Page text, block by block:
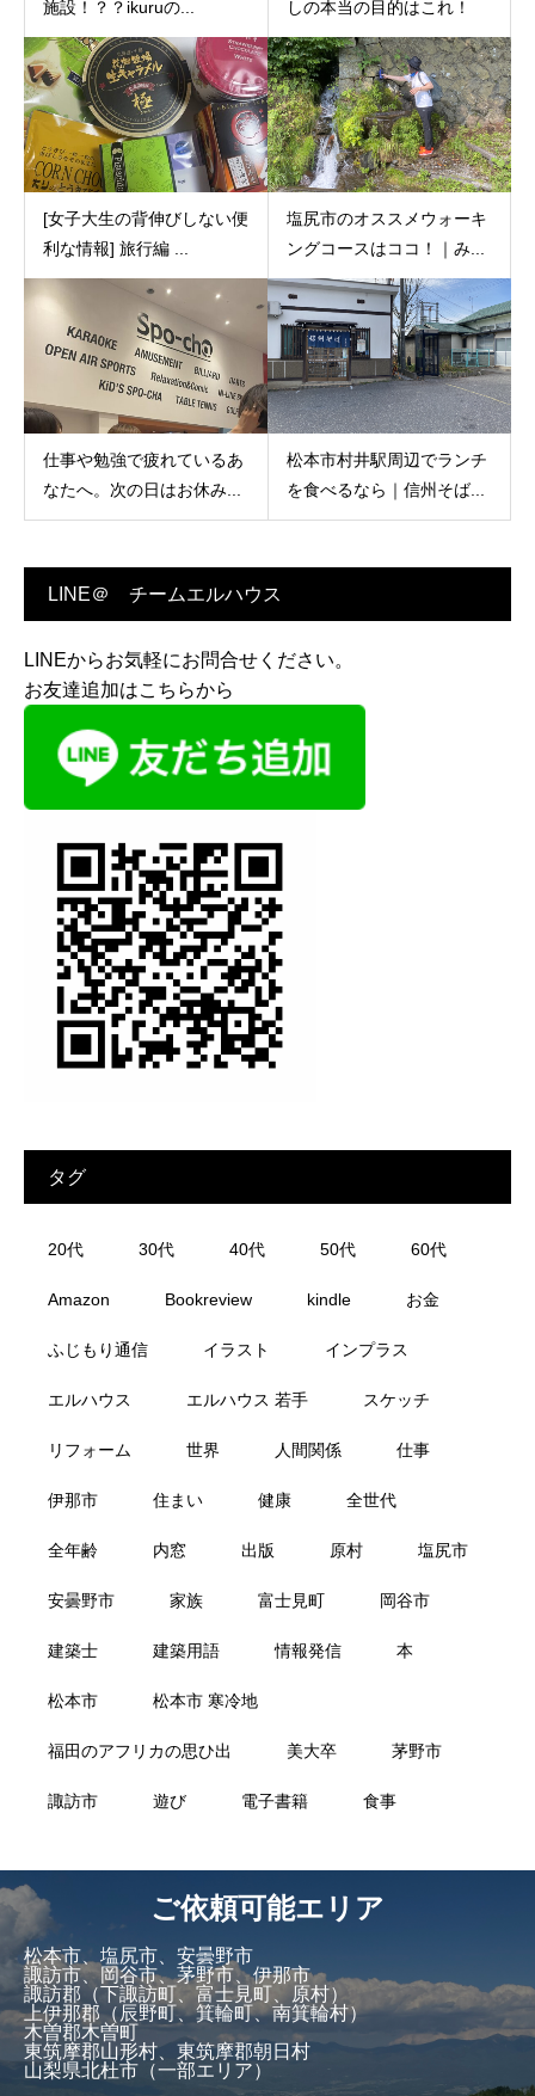
施設！？？ikuruの... しの本当の目的はこれ！
[女子大生の背伸びしない便
利な情報] 旅行編 ...
塩尻市のオススメウォーキ
ングコースはココ！｜み...
仕事や勉強で疲れているあ
なたへ。次の日はお休み...
松本市村井駅周辺でランチ
を食べるなら｜信州そば...
LINE＠ チームエルハウス
LINEからお気軽にお問合せください。
お友達追加はこちらから
タグ
20代 30代 40代 50代 60代
Amazon Bookreview kindle お金
ふじもり通信 イラスト インプラス
エルハウス エルハウス 若手 スケッチ
リフォーム 世界 人間関係 仕事
伊那市 住まい 健康 全世代
全年齢 内窓 出版 原村 塩尻市
安曇野市 家族 富士見町 岡谷市
建築士 建築用語 情報発信 本
松本市 松本市 寒冷地
福田のアフリカの思ひ出 美大卒 茅野市
諏訪市 遊び 電子書籍 食事
ご依頼可能エリア
松本市、塩尻市、安曇野市
諏訪市、岡谷市、茅野市、伊那市
諏訪郡（下諏訪町、富士見町、原村）
上伊那郡（辰野町、箕輪町、南箕輪村）
木曽郡木曽町
東筑摩郡山形村、東筑摩郡朝日村
山梨県北杜市（一部エリア）